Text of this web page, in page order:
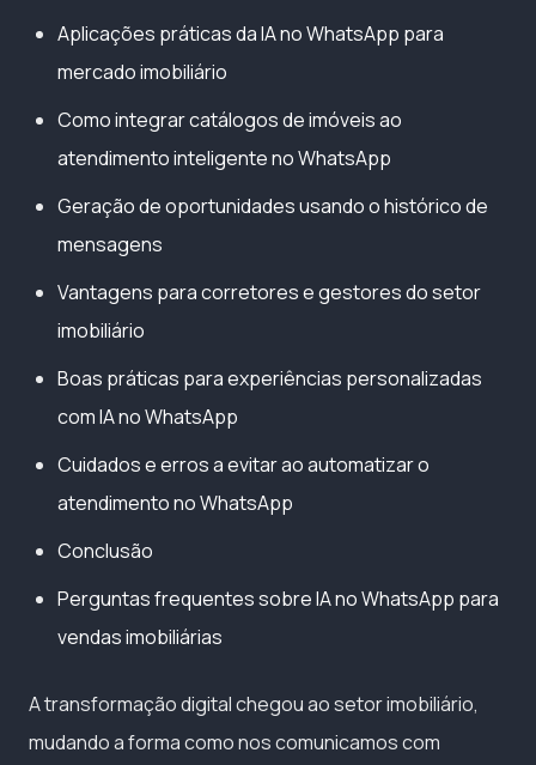
Aplicações práticas da IA no WhatsApp para
mercado imobiliário
Como integrar catálogos de imóveis ao
atendimento inteligente no WhatsApp
Geração de oportunidades usando o histórico de
mensagens
Vantagens para corretores e gestores do setor
imobiliário
Boas práticas para experiências personalizadas
com IA no WhatsApp
Cuidados e erros a evitar ao automatizar o
atendimento no WhatsApp
Conclusão
Perguntas frequentes sobre IA no WhatsApp para
vendas imobiliárias
A transformação digital chegou ao setor imobiliário,
mudando a forma como nos comunicamos com